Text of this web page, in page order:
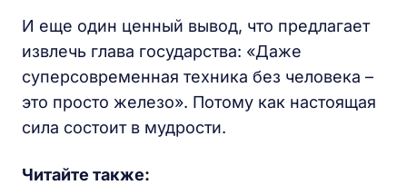
И еще один ценный вывод, что предлагает
извлечь глава государства: «Даже
суперсовременная техника без человека –
это просто железо». Потому как настоящая
сила состоит в мудрости.
Читайте также: